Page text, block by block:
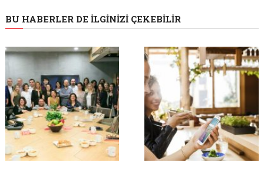
BU HABERLER DE İLGINIZI ÇEKEBILIR